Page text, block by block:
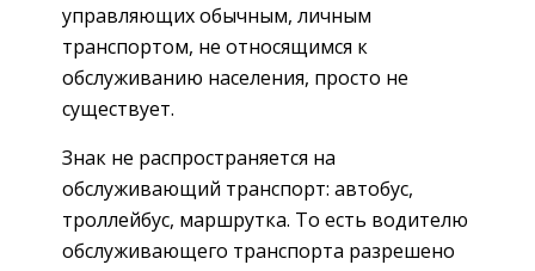
управляющих обычным, личным
транспортом, не относящимся к
обслуживанию населения, просто не
существует.
Знак не распространяется на
обслуживающий транспорт: автобус,
троллейбус, маршрутка. То есть водителю
обслуживающего транспорта разрешено